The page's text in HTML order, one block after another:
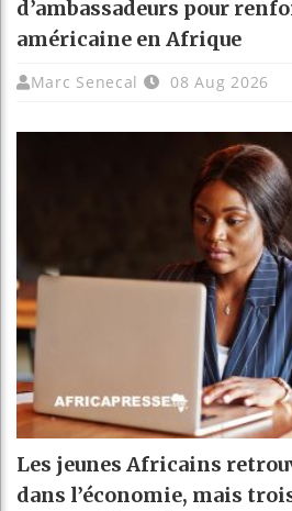
d’ambassadeurs pour
américaine en Afrique
Marc Senecal 08 Aug 2026
Les jeunes Africains
dans l’économie, mais